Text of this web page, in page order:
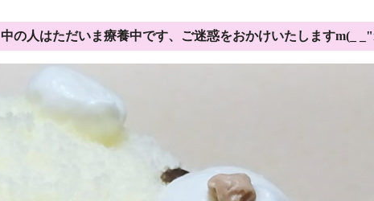
中の人はただいま療養中です、ご迷惑をおかけいたしますm(_